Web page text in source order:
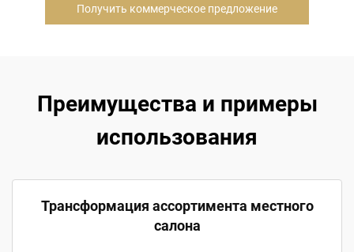
Получить коммерческое предложение
Преимущества и примеры
использования
Трансформация ассортимента местного
салона